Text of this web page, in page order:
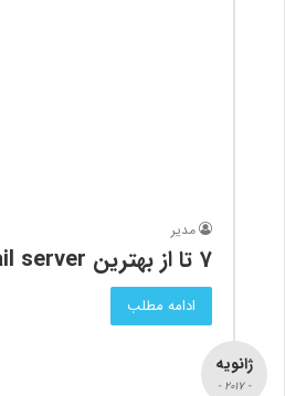
مدیر
7 تا از بهترین Mail server ها در لینوکس
ادامه مطلب
ژانویه
- 2017 -